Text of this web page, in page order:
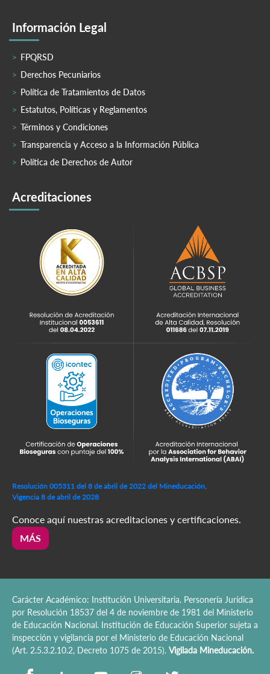
Información Legal
FPQRSD
Derechos Pecuniarios
Política de Tratamientos de Datos
Estatutos, Políticas y Reglamentos
Términos y Condiciones
Transparencia y Acceso a la Información Pública
Política de Derechos de Autor
Acreditaciones
Resolución 005311 del 8 de abril de 2022 del Mineducación,
Vigencia 8 de abril de 2028
Conoce aquí nuestras acreditaciones y certificaciones.
MÁS
Carácter Académico: Institución Universitaria. Personería Jurídica
por Resolución 18537 del 4 de noviembre de 1981 del Ministerio
de Educación Nacional. Institución de Educación Superior sujeta a
inspección y vigilancia por el Ministerio de Educación Nacional
(Art. 2.5.3.2.10.2, Decreto 1075 de 2015). Vigilada Mineducación.